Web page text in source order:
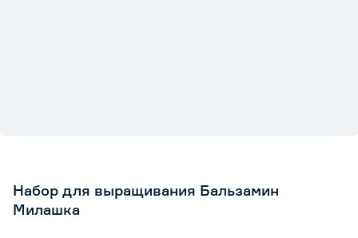
Набор для выращивания Бальзамин
Милашка